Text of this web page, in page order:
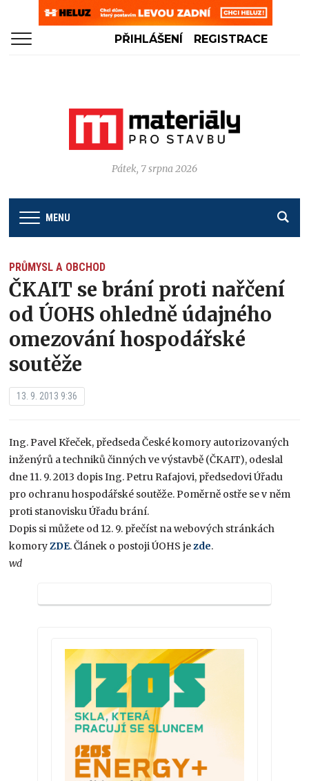
PŘIHLÁŠENÍ REGISTRACE
Pátek, 7 srpna 2026
MENU
PRŮMYSL A OBCHOD
ČKAIT se brání proti nařčení
od ÚOHS ohledně údajného
omezování hospodářské
soutěže
13. 9. 2013 9:36
Ing. Pavel Křeček, předseda České komory autorizovaných
inženýrů a techniků činných ve výstavbě (ČKAIT), odeslal
dne 11. 9. 2013 dopis Ing. Petru Rafajovi, předsedovi Úřadu
pro ochranu hospodářské soutěže. Poměrně ostře se v něm
proti stanovisku Úřadu brání.
Dopis si můžete od 12. 9. přečíst na webových stránkách
komoryZDE. Článek o postoji ÚOHS je zde.
wd